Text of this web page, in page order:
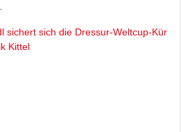
sichert sich die Dressur-Weltcup-Kür
Kittel